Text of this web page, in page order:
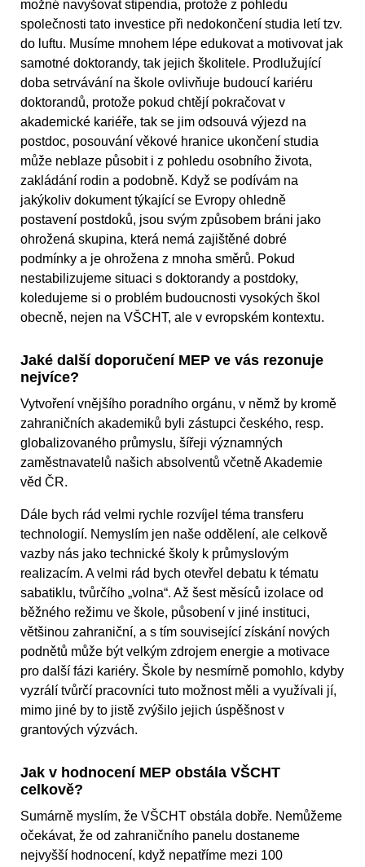
možné navyšovat stipendia, protože z pohledu
společnosti tato investice při nedokončení studia letí tzv.
do luftu. Musíme mnohem lépe edukovat a motivovat jak
samotné doktorandy, tak jejich školitele. Prodlužující
doba setrvávání na škole ovlivňuje budoucí kariéru
doktorandů, protože pokud chtějí pokračovat v
akademické kariéře, tak se jim odsouvá výjezd na
postdoc, posouvání věkové hranice ukončení studia
může neblaze působit i z pohledu osobního života,
zakládání rodin a podobně. Když se podívám na
jakýkoliv dokument týkající se Evropy ohledně
postavení postdoků, jsou svým způsobem bráni jako
ohrožená skupina, která nemá zajištěné dobré
podmínky a je ohrožena z mnoha směrů. Pokud
nestabilizujeme situaci s doktorandy a postdoky,
koledujeme si o problém budoucnosti vysokých škol
obecně, nejen na VŠCHT, ale v evropském kontextu.
Jaké další doporučení MEP ve vás rezonuje
nejvíce?
Vytvoření vnějšího poradního orgánu, v němž by kromě
zahraničních akademiků byli zástupci českého, resp.
globalizovaného průmyslu, šířeji významných
zaměstnavatelů našich absolventů včetně Akademie
věd ČR.
Dále bych rád velmi rychle rozvíjel téma transferu
technologií. Nemyslím jen naše oddělení, ale celkově
vazby nás jako technické školy k průmyslovým
realizacím. A velmi rád bych otevřel debatu k tématu
sabatiklu, tvůrčího „volna“. Až šest měsíců izolace od
běžného režimu ve škole, působení v jiné instituci,
většinou zahraniční, a s tím související získání nových
podnětů může být velkým zdrojem energie a motivace
pro další fázi kariéry. Škole by nesmírně pomohlo, kdyby
vyzrálí tvůrčí pracovníci tuto možnost měli a využívali jí,
mimo jiné by to jistě zvýšilo jejich úspěšnost v
grantových výzvách.
Jak v hodnocení MEP obstála VŠCHT
celkově?
Sumárně myslím, že VŠCHT obstála dobře. Nemůžeme
očekávat, že od zahraničního panelu dostaneme
nejvyšší hodnocení, když nepatříme mezi 100